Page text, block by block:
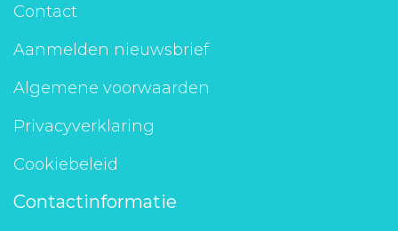
Contact
Aanmelden nieuwsbrief
Algemene voorwaarden
Privacyverklaring
Cookiebeleid
Contactinformatie